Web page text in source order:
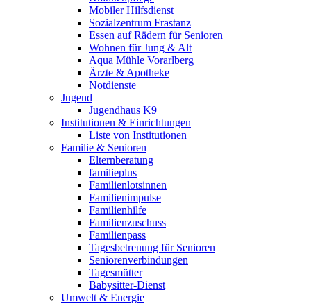
Mobiler Hilfsdienst
Sozialzentrum Frastanz
Essen auf Rädern für Senioren
Wohnen für Jung & Alt
Aqua Mühle Vorarlberg
Ärzte & Apotheke
Notdienste
Jugend
Jugendhaus K9
Institutionen & Einrichtungen
Liste von Institutionen
Familie & Senioren
Elternberatung
familieplus
Familienlotsinnen
Familienimpulse
Familienhilfe
Familienzuschuss
Familienpass
Tagesbetreuung für Senioren
Seniorenverbindungen
Tagesmütter
Babysitter-Dienst
Umwelt & Energie